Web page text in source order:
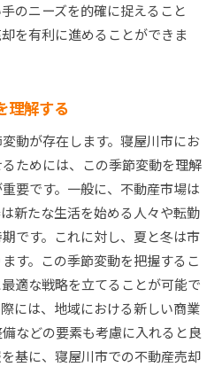
のニーズを的確に捉えること
を有利に進めることができま
理解する
動が存在します。寝屋川市にお
ためには、この季節変動を理解
要です。一般に、不動産市場は
新たな生活を始める人々や転勤
です。これに対し、夏と冬は市
す。この季節変動を把握するこ
適な戦略を立てることが可能で
には、地域における新しい商業
などの要素も考慮に入れると良
基に、寝屋川市での不動産売却